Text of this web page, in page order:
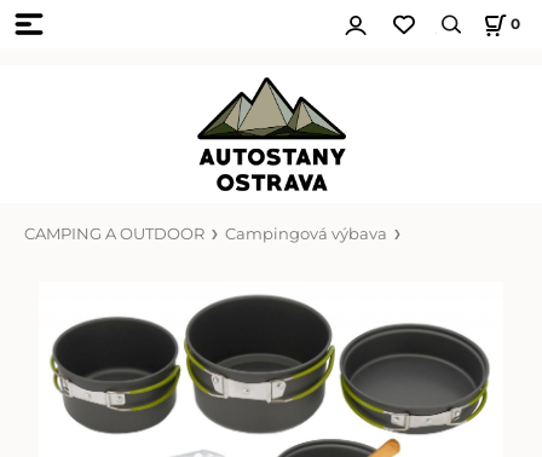
0
CAMPING A OUTDOOR Campingová výbava